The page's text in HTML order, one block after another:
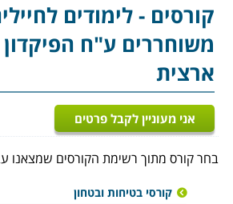
קורסים - לימודים
משוחררים ע"ח
ארצית
אני מעוניין לקבל פרטים
בחר קורס מתוך רשימת הקורסים שמצאנו
קורסי בטיחות ובטחון